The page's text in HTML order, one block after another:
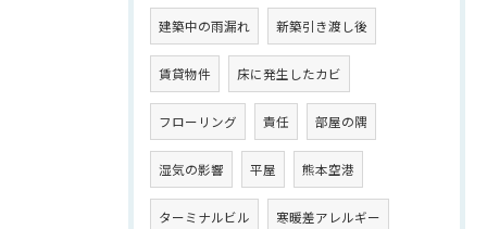
建築中の雨漏れ 新築引き渡し後
賃貸物件 床に発生したカビ
フローリング 責任 部屋の隅
湿気の影響 平屋 熊本空港
ターミナルビル 寒暖差アレルギー